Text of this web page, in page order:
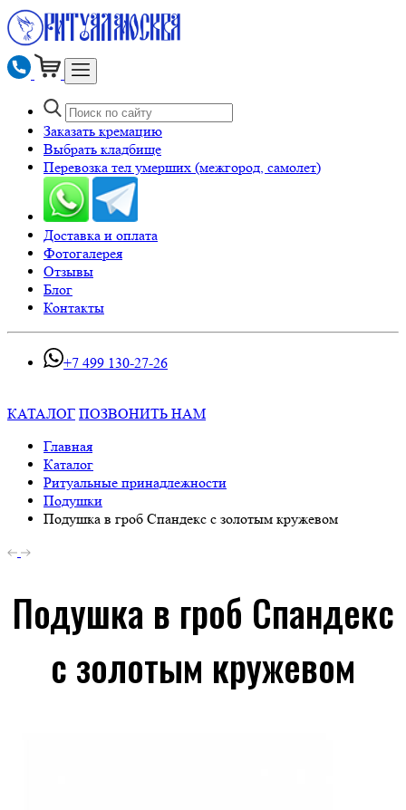
Заказать кремацию
Выбрать кладбище
Перевозка тел умерших (межгород, самолет)
Доставка и оплата
Фотогалерея
Отзывы
Блог
Контакты
+7 499 130-27-26
КАТАЛОГ ПОЗВОНИТЬ НАМ
Главная
Каталог
Ритуальные принадлежности
Подушки
Подушка в гроб Спандекс с золотым кружевом
Подушка в гроб Спандекс
с золотым кружевом